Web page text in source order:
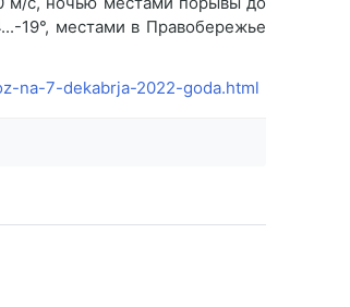
19°, местами в Правобережье
na-7-dekabrja-2022-goda.html